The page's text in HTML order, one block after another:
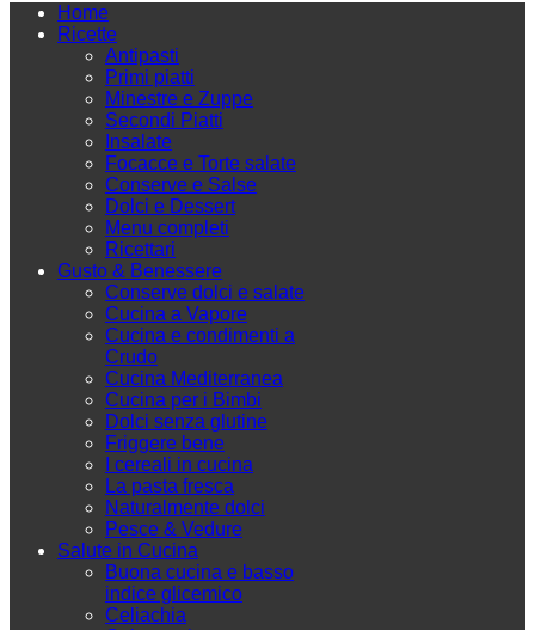
Home
Ricette
Antipasti
Primi piatti
Minestre e Zuppe
Secondi Piatti
Insalate
Focacce e Torte salate
Conserve e Salse
Dolci e Dessert
Menu completi
Ricettari
Gusto & Benessere
Conserve dolci e salate
Cucina a Vapore
Cucina e condimenti a
Crudo
Cucina Mediterranea
Cucina per i Bimbi
Dolci senza glutine
Friggere bene
I cereali in cucina
La pasta fresca
Naturalmente dolci
Pesce & Vedure
Salute in Cucina
Buona cucina e basso
indice glicemico
Celiachia